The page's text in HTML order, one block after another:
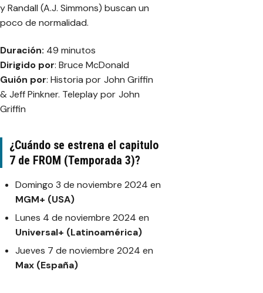
y Randall (A.J. Simmons) buscan un
poco de normalidad.
Duración: 49 minutos
Dirigido por: Bruce McDonald
Guión por: Historia por John Griffin
& Jeff Pinkner. Teleplay por John
Griffin
¿Cuándo se estrena el capitulo
7 de FROM (Temporada 3)?
Domingo 3 de noviembre 2024 en
MGM+ (USA)
Lunes 4 de noviembre 2024 en
Universal+ (Latinoamérica)
Jueves 7 de noviembre 2024 en
Max (España)